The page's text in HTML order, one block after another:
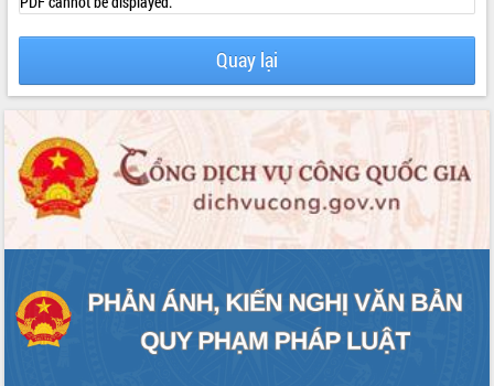
UBND CÁC XÃ, PHƯỜNG
THÔNG TIN CHỈ ĐẠO ĐIỀU HÀNH
VĂN BẢN HĐND TỈNH
ĐIỂM TIN VĂN BẢN
Quay lại